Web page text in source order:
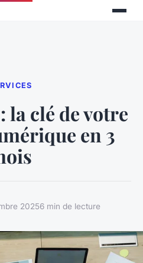
la clé de votre
en 3
20256 min de lecture